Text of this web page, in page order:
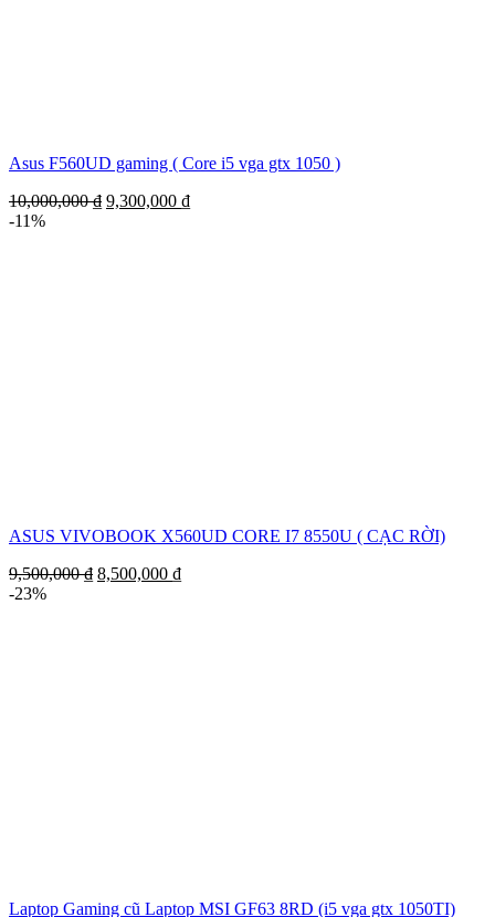
Asus F560UD gaming ( Core i5 vga gtx 1050 )
10,000,000₫ 9,300,000 ₫
-11%
ASUS VIVOBOOK X560UD CORE I7 8550U ( CẠC RỜI)
9,500,000₫ 8,500,000 ₫
-23%
Laptop Gaming cũ Laptop MSI GF63 8RD (i5 vga gtx 1050TI)